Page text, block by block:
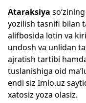
Ataraksiya
yozilish tasnifi bilan
alifbosida lotin va
undosh va unlidan
ajratish tartibi
tuslanishiga oid
endi siz Imlo.uz
xatosiz yoza olasiz.